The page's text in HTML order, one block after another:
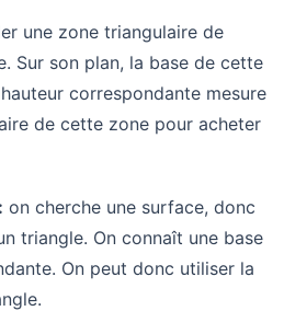
une zone triangulaire de
Sur son plan, la base de cette
correspondante mesure
de cette zone pour acheter
on cherche une surface, donc
triangle. On connaît une base
On peut donc utiliser la